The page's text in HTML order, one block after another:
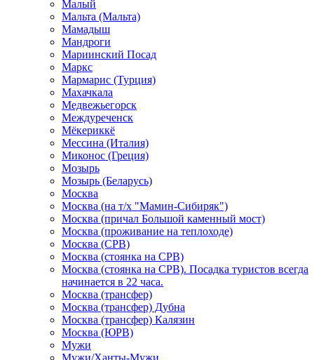
Малый
Мальта (Мальта)
Мамадыш
Мандроги
Мариинский Посад
Маркс
Мармарис (Турция)
Махачкала
Медвежьегорск
Междуреченск
Мёкериккё
Мессина (Италия)
Миконос (Греция)
Мозырь
Мозырь (Беларусь)
Москва
Москва (на т/х "Мамин-Сибиряк")
Москва (причал Большой каменный мост)
Москва (проживание на теплоходе)
Москва (СРВ)
Москва (стоянка на СРВ)
Москва (стоянка на СРВ). Посадка туристов всегда
начинается в 22 часа.
Москва (трансфер)
Москва (трансфер) Дубна
Москва (трансфер) Калязин
Москва (ЮРВ)
Мужи
Мужи/Ханты-Мужи